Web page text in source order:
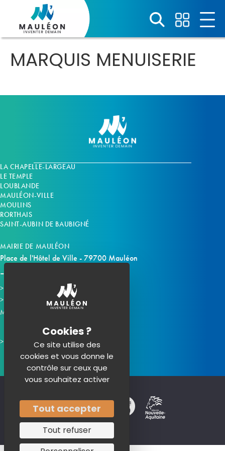
MARQUIS MENUISERIE
LA CHAPELLE-LARGEAU
LE TEMPLE
LOUBLANDE
MAULÉON-VILLE
MOULINS
RORTHAIS
SAINT-AUBIN DE BAUBIGNÉ
MAIRIE DE MAULÉON
Place de l'Hôtel de Ville - 79700 Mauléon
Horaires d'ouverture
Contacter la mairie
Mauléon sur les réseaux :
Panneau de gestion des cookies
Ce site utilise des
cookies et vous donne le
contrôle sur ceux que
vous souhaitez activer
Tout accepter
Tout refuser